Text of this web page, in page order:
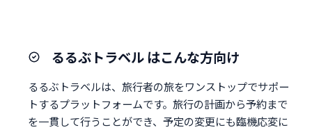
るるぶトラベル はこんな方向け
るるぶトラベルは、旅行者の旅をワンストップでサポー
トするプラットフォームです。旅行の計画から予約まで
を一貫して行うことができ、予定の変更にも臨機応変に